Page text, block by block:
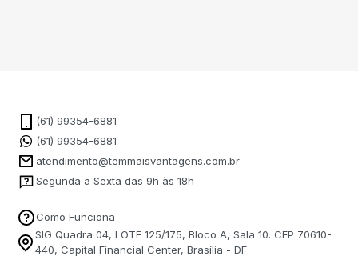
(61) 99354-6881
(61) 99354-6881
atendimento@temmaisvantagens.com.br
Segunda a Sexta das 9h às 18h
Como Funciona
SIG Quadra 04, LOTE 125/175, Bloco A, Sala 10. CEP 70610-
440, Capital Financial Center, Brasília - DF